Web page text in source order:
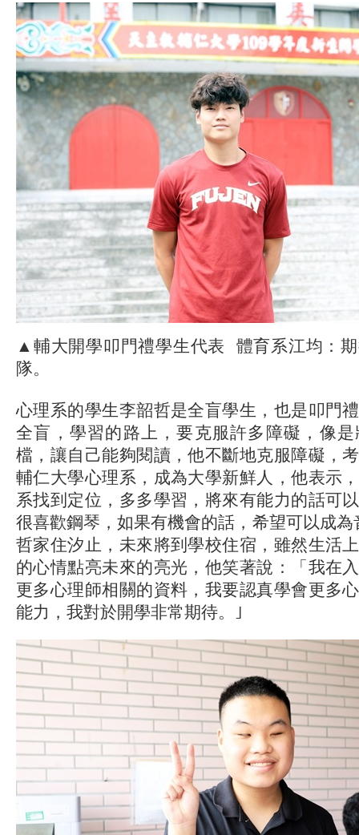
▲輔大開學叩門禮學生代表 體育系江均：
隊。
心理系的學生李韶哲是全盲學生，也是叩門
全盲，學習的路上，要克服許多障礙，像
檔，讓自己能夠閱讀，他不斷地克服障礙，
輔仁大學心理系，成為大學新鮮人，他表示
系找到定位，多多學習，將來有能力的話可
很喜歡鋼琴，如果有機會的話，希望可以成
哲家住汐止，未來將到學校住宿，雖然生活
的心情點亮未來的亮光，他笑著說：「我在
更多心理師相關的資料，我要認真學會更多
能力，我對於開學非常期待。｣